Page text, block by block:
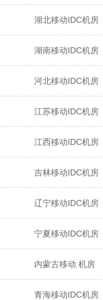
湖北移动IDC机房
湖南移动IDC机房
河北移动IDC机房
江苏移动IDC机房
江西移动IDC机房
吉林移动IDC机房
辽宁移动IDC机房
宁夏移动IDC机房
内蒙古移动 机房
青海移动IDC机房